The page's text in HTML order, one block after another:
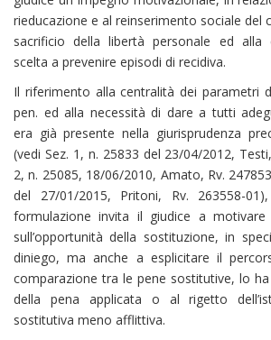
rieducazione e al reinserimento sociale del
sacrificio della libertà personale ed alla
scelta a prevenire episodi di recidiva.
Il riferimento alla centralità dei parametri
pen. ed alla necessità di dare a tutti
era già presente nella giurisprudenza
(vedi Sez. 1, n. 25833 del 23/04/2012,
2, n. 25085, 18/06/2010, Amato, Rv.
del 27/01/2015, Pritoni, Rv. 263558-
formulazione invita il giudice a
sull’opportunità della sostituzione, in
diniego, ma anche a esplicitare il
comparazione tra le pene sostitutive, lo
della pena applicata o al rigetto
sostitutiva meno afflittiva.